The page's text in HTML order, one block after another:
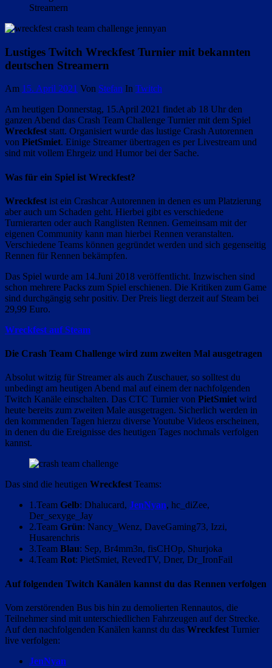
Streamern
Lustiges Twitch Wreckfest Turnier mit bekannten
deutschen Streamern
Am 15. April 2021 Von Stefan In Twitch
Am heutigen Donnerstag, 15.April 2021 findet ab 18 Uhr den
ganzen Abend das Crash Team Challenge Turnier mit dem Spiel
Wreckfest statt. Organisiert wurde das lustige Crash Autorennen
von PietSmiet. Einige Streamer übertragen es per Livestream und
sind mit vollem Ehrgeiz und Humor bei der Sache.
Was für ein Spiel ist Wreckfest?
Wreckfest ist ein Crashcar Autorennen in denen es um Platzierung
aber auch um Schaden geht. Hierbei gibt es verschiedene
Turnierarten oder auch Ranglisten Rennen. Gemeinsam mit der
eigenen Community kann man hierbei Rennen veranstalten.
Verschiedene Teams können gegründet werden und sich gegenseitig
Rennen für Rennen bekämpfen.
Das Spiel wurde am 14.Juni 2018 veröffentlicht. Inzwischen sind
schon mehrere Packs zum Spiel erschienen. Die Kritiken zum Game
sind durchgängig sehr positiv. Der Preis liegt derzeit auf Steam bei
29,99 Euro.
Wreckfest auf Steam
Die Crash Team Challenge wird zum zweiten Mal ausgetragen
Absolut witzig für Streamer als auch Zuschauer, so solltest du
unbedingt am heutigen Abend mal auf einem der nachfolgenden
Twitch Kanäle einschalten. Das CTC Turnier von PietSmiet wird
heute bereits zum zweiten Male ausgetragen. Sicherlich werden in
den kommenden Tagen hierzu diverse Youtube Videos erscheinen,
in denen du die Ereignisse des heutigen Tages nochmals verfolgen
kannst.
Das sind die heutigen Wreckfest Teams:
1.Team Gelb: Dhalucard, JenNyan, hc_diZee,
Der_sexyge_Jay
2.Team Grün: Nancy_Wenz, DaveGaming73, Izzi,
Husarenchris
3.Team Blau: Sep, Br4mm3n, fisCHOp, Shurjoka
4.Team Rot: PietSmiet, RevedTV, Dner, Dr_IronFail
Auf folgenden Twitch Kanälen kannst du das Rennen verfolgen
Vom zerstörenden Bus bis hin zu demolierten Rennautos, die
Teilnehmer sind mit unterschiedlichen Fahrzeugen auf der Strecke.
Auf den nachfolgenden Kanälen kannst du das Wreckfest Turnier
live verfolgen:
JenNyan